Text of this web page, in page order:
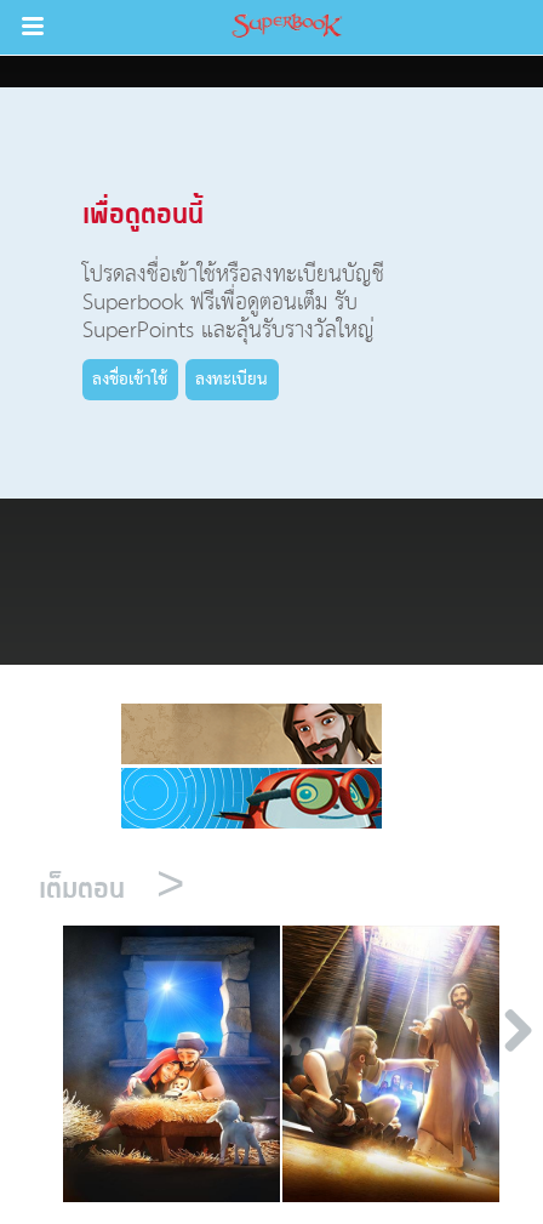
Return to Content
เพื่อดูตอนนี้
โปรดลงชื่อเข้าใช้หรือลงทะเบียนบัญชี
Superbook ฟรีเพื่อดูตอนเต็ม รับ
SuperPoints และลุ้นรับรางวัลใหญ่
ลงชื่อเข้าใช้ ลงทะเบียน
เต็มตอน >